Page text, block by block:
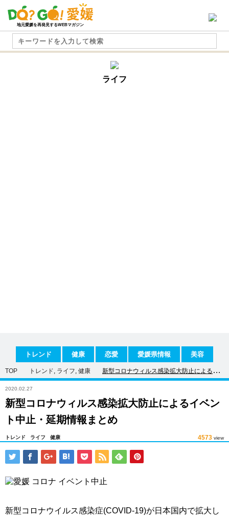
地元愛媛を再発見するWEBマガジン
ライフ
トレンド 健康 恋愛 愛媛県情報 美容
TOP トレンド, ライフ, 健康
新型コロナウィルス感染拡大防止によるイ
ベント中止・延期情報まとめ
2020.02.27
新型コロナウィルス感染拡大防止によるイベン
ト中止・延期情報まとめ
トレンド ライフ 健康 4573 view
新型コロナウイルス感染症(COVID-19)が日本国内で拡大し